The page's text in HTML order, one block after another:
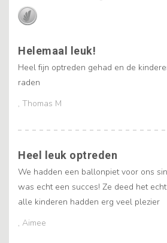
, Thomas M
Helemaal leuk!
Heel fijn optreden gehad en de
raden
, Aimee
Heel leuk optreden
We hadden een ballonpiet voor ons
was echt een succes! Ze deed het
alle kinderen hadden erg veel plezier